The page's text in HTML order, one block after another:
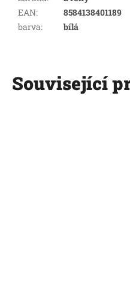
EAN:
8584138401189
barva: bílá
Související